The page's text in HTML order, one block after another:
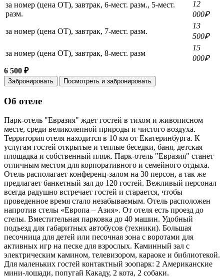
за номер (цена ОТ), завтрак, 6-мест. разм., 5-мест.
разм.
12
000₽
за номер (цена ОТ), завтрак, 7-мест. разм.
13
500₽
за номер (цена ОТ), завтрак, 8-мест. разм
15
000₽
6 500 ₽
Забронировать Посмотреть и забронировать
Об отеле
Парк-отель "Евразия" ждет гостей в тихом и живописном
месте, среди великолепной природы и чистого воздуха.
Территория отеля находится в 10 км от Екатеринбурга. К
услугам гостей открытые и теплые беседки, баня, детская
площадка и собственный пляж. Парк-отель "Евразия" станет
отличным местом для корпоративного и семейного отдыха.
Отель располагает конференц-залом на 30 персон, а так же
предлагает банкетный зал до 120 гостей. Вежливый персонал
всегда радушно встречает гостей и старается, чтобы
проведенное время стало незабываемым. Отель расположен
напротив стелы «Европа – Азия». От отеля есть проезд до
стелы. Вместительная парковка до 40 машин. Удобный
подъезд для габаритных автобусов (техники). Большая
песочница для детей или песочная зона с воротами для
активных игр на песке для взрослых. Каминный зал с
электрическим камином, телевизором, караоке и библиотекой.
Для маленьких гостей контактный зоопарк: 2 Американские
мини-лошади, попугай Какаду, 2 кота, 2 собаки.